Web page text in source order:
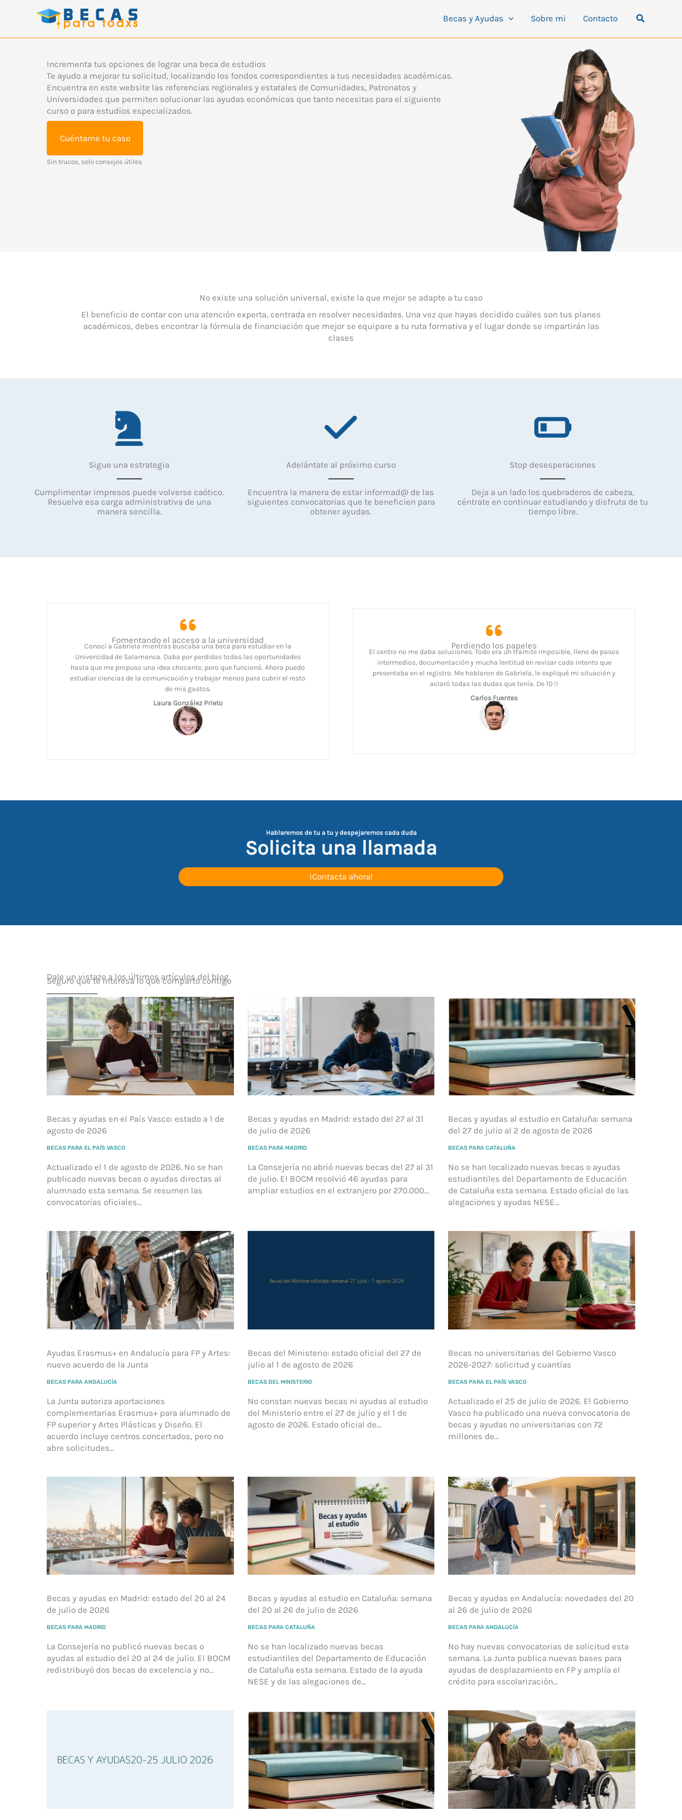
Becas y Ayudas Sobre mi Contacto Buscar
Incrementa tus opciones de lograr una beca de estudios
Te ayudo a mejorar tu solicitud, localizando los fondos correspondientes a tus necesidades académicas.
Encuentra en este website las referencias regionales y estatales de Comunidades, Patronatos y
Universidades que permiten solucionar las ayudas económicas que tanto necesitas para el siguiente
curso o para estudios especializados.
Cuéntame tu caso
Sin trucos, solo consejos útiles
No existe una solución universal, existe la que mejor se adapte a tu caso
El beneficio de contar con una atención experta, centrada en resolver necesidades. Una vez que hayas decidido cuáles son tus planes
académicos, debes encontrar la fórmula de financiación que mejor se equipare a tu ruta formativa y el lugar donde se impartirán las
clases
Sigue una estrategia
Cumplimentar impresos puede volverse caótico.
Resuelve esa carga administrativa de una
manera sencilla.
Adelántate al próximo curso
Encuentra la manera de estar informad@ de las
siguientes convocatorias que te beneficien para
obtener ayudas.
Stop desesperaciones
Deja a un lado los quebraderos de cabeza,
céntrate en continuar estudiando y disfruta de tu
tiempo libre.
Fomentando el acceso a la universidad
Conocí a Gabriela mientras buscaba una beca para estudiar en la
Universidad de Salamanca. Daba por perdidas todas las oportunidades
hasta que me propuso una idea chocante, pero que funcionó. Ahora puedo
estudiar ciencias de la comunicación y trabajar menos para cubrir el resto
de mis gastos.
Laura González Prieto
Perdiendo los papeles
El centro no me daba soluciones. Todo era un trámite imposible, lleno de pasos
intermedios, documentación y mucha lentitud en revisar cada intento que
presentaba en el registro. Me hablaron de Gabriela, le expliqué mi situación y
aclaró todas las dudas que tenía. De 10 !!
Carlos Fuentes
Hablaremos de tu a tu y despejaremos cada duda
Solicita una llamada
¡Contacta ahora!
Dale un vistazo a los últimos artículos del blog
Seguro que te interesa lo que comparto contigo
Becas y ayudas en el País Vasco: estado a 1 de
agosto de 2026
BECAS PARA EL PAÍS VASCO
Actualizado el 1 de agosto de 2026. No se han
publicado nuevas becas o ayudas directas al
alumnado esta semana. Se resumen las
convocatorias oficiales…
Becas y ayudas en Madrid: estado del 27 al 31
de julio de 2026
BECAS PARA MADRID
La Consejería no abrió nuevas becas del 27 al 31
de julio. El BOCM resolvió 46 ayudas para
ampliar estudios en el extranjero por 270.000…
Becas y ayudas al estudio en Cataluña: semana
del 27 de julio al 2 de agosto de 2026
BECAS PARA CATALUÑA
No se han localizado nuevas becas o ayudas
estudiantiles del Departamento de Educación
de Cataluña esta semana. Estado oficial de las
alegaciones y ayudas NESE…
Ayudas Erasmus+ en Andalucía para FP y Artes:
nuevo acuerdo de la Junta
BECAS PARA ANDALUCÍA
La Junta autoriza aportaciones
complementarias Erasmus+ para alumnado de
FP superior y Artes Plásticas y Diseño. El
acuerdo incluye centros concertados, pero no
abre solicitudes…
Becas del Ministerio: estado oficial del 27 de
julio al 1 de agosto de 2026
BECAS DEL MINISTERIO
No constan nuevas becas ni ayudas al estudio
del Ministerio entre el 27 de julio y el 1 de
agosto de 2026. Estado oficial de…
Becas no universitarias del Gobierno Vasco
2026-2027: solicitud y cuantías
BECAS PARA EL PAÍS VASCO
Actualizado el 25 de julio de 2026. El Gobierno
Vasco ha publicado una nueva convocatoria de
becas y ayudas no universitarias con 72
millones de…
Becas y ayudas en Madrid: estado del 20 al 24
de julio de 2026
BECAS PARA MADRID
La Consejería no publicó nuevas becas o
ayudas al estudio del 20 al 24 de julio. El BOCM
redistribuyó dos becas de excelencia y no…
Becas y ayudas al estudio en Cataluña: semana
del 20 al 26 de julio de 2026
BECAS PARA CATALUÑA
No se han localizado nuevas becas
estudiantiles del Departamento de Educación
de Cataluña esta semana. Estado de la ayuda
NESE y de las alegaciones de…
Becas y ayudas en Andalucía: novedades del 20
al 26 de julio de 2026
BECAS PARA ANDALUCÍA
No hay nuevas convocatorias de solicitud esta
semana. La Junta publica nuevas bases para
ayudas de desplazamiento en FP y amplía el
crédito para escolarización…